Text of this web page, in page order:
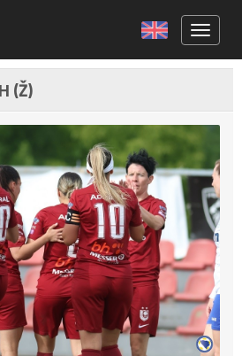
(Ž)